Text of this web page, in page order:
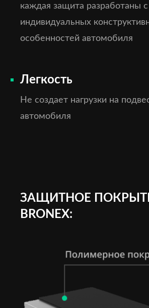
каждая защита разработаны
индивидуальных
особенностей автомобиля
Легкость
Не создает нагрузки на
автомобиля
ЗАЩИТНОЕ
BRONEX: